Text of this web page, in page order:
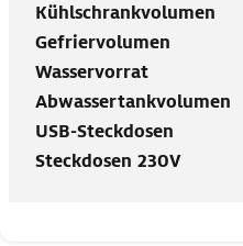
Kühlschrankvolumen
Gefriervolumen
Wasservorrat
Abwassertankvolumen
USB-Steckdosen
Steckdosen 230V